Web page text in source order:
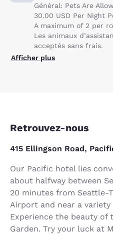
Général: Pets Are
30.00 USD Per Night
A maximum of 2 per
Les animaux
acceptés sans frais.
Afficher plus
Retrouvez-nous
415 Ellingson Road,
Our Pacific hotel lies
about halfway between
20 minutes from Seattle-
Airport and near a
Experience the beauty of
Garden. Try your luck at